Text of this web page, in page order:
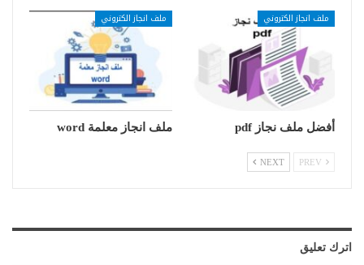
ملف انجاز الكتروني
أفضل ملف نجاز pdf
ملف انجاز الكتروني
ملف انجاز معلمة word
NEXT
اترك تعليق